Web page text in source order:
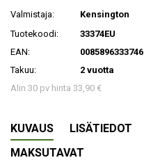
Valmistaja:
Kensington
Tuotekoodi:
33374EU
EAN:
0085896333746
Takuu:
2 vuotta
Alin 30 pv hinta 33,90 €
KUVAUS LISÄTIEDOT
MAKSUTAVAT